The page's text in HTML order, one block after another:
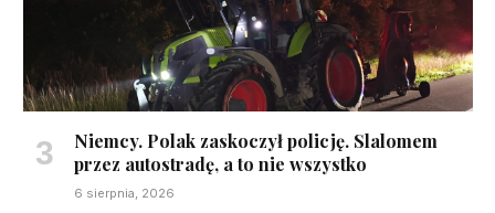
Niemcy. Polak zaskoczył policję. Slalomem
przez autostradę, a to nie wszystko
6 sierpnia, 2026